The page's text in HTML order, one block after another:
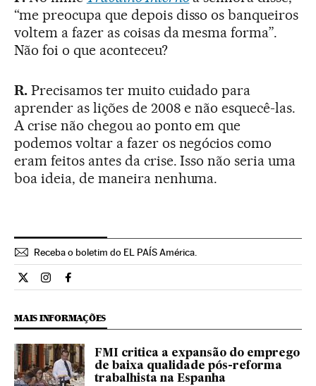
“me preocupa que depois disso os banqueiros
voltem a fazer as coisas da mesma forma”.
Não foi o que aconteceu?
R. Precisamos ter muito cuidado para
aprender as lições de 2008 e não esquecê-las.
A crise não chegou ao ponto em que
podemos voltar a fazer os negócios como
eram feitos antes da crise. Isso não seria uma
boa ideia, de maneira nenhuma.
Receba o boletim do EL PAÍS América.
Economia El País Brasil en Twitter
Economia El País Brasil en Instagram
Economia El País Brasil en Facebook
MAIS INFORMAÇÕES
FMI critica a expansão do emprego
de baixa qualidade pós-reforma
trabalhista na Espanha